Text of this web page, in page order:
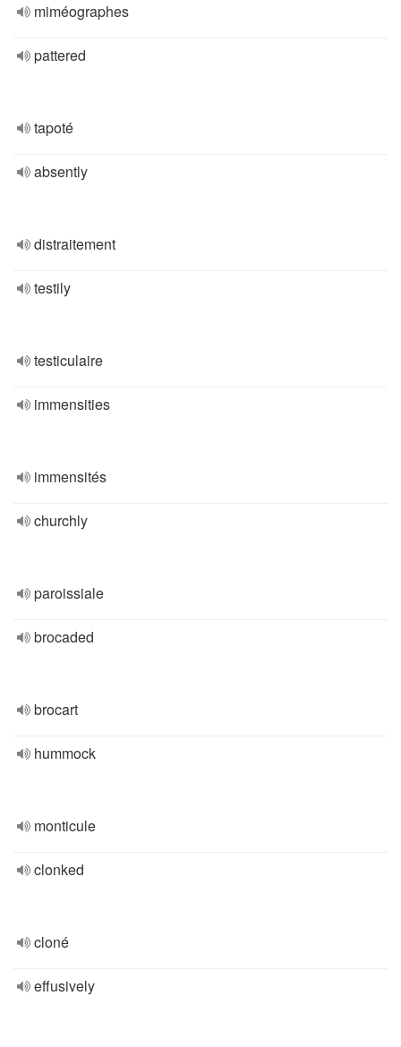
miméographes
pattered
tapoté
absently
distraitement
testily
testiculaire
immensities
immensités
churchly
paroissiale
brocaded
brocart
hummock
monticule
clonked
cloné
effusively